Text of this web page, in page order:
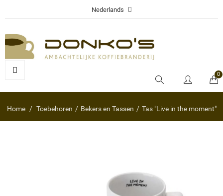
Nederlands
0
Home Toebehoren Bekers en Tassen Tas "Live in the moment"